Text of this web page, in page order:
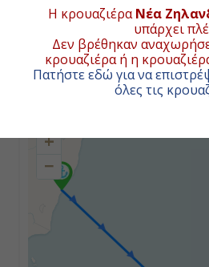
Η κρουαζιέραΝέα
υπάρχει
Δεν βρέθηκαν
κρουαζιέρα ή η
Πατήστε εδώ για να
όλες τις
Εθνικό
ΧΑΡΤΗΣ ΚΡΟΥΑΖΙΕΡΑΣ
+
−